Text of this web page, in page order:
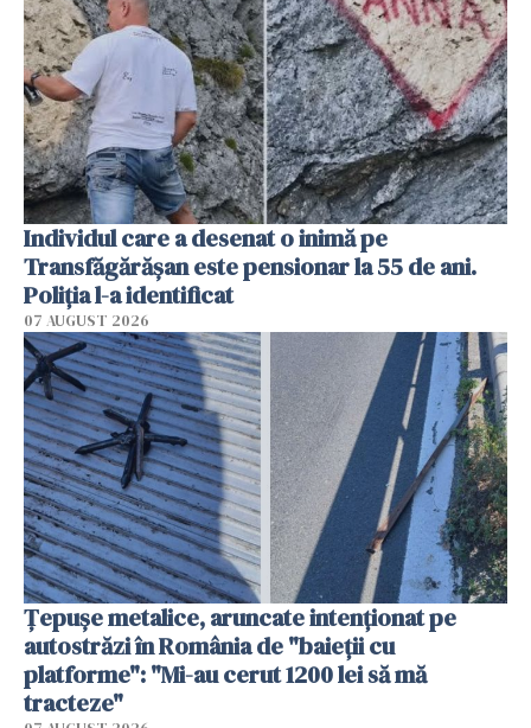
Individul care a desenat o inimă pe
Transfăgărășan este pensionar la 55 de ani.
Poliția l-a identificat
07 AUGUST 2026
Țepușe metalice, aruncate intenționat pe
autostrăzi în România de "baieții cu
platforme": "Mi-au cerut 1200 lei să mă
tracteze"